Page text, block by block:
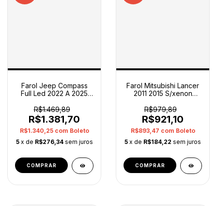
Farol Jeep Compass
Full Led 2022 A 2025
Esquerdo/motorista
R$1.469,89
R$1.381,70
R$1.340,25 com Boleto
5 x de R$276,34 sem juros
Farol Mitsubishi Lancer
2011 2015 S/xenon
Esquerdo/motorista
R$979,89
R$921,10
R$893,47 com Boleto
5 x de R$184,22 sem juros